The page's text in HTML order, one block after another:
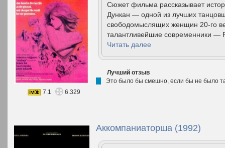
Сюжет фильма рассказывает
Дункан — одной из лучших
свободомыслящих женщин 20-го
талантливейшие современники —
Читать далее
Лучший отзыв
Это было бы смешно, если бы не было
7.1
6.329
Аккомпаниаторша (1992)